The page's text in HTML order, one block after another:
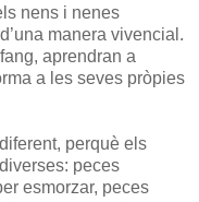
nens i nenes
manera vivencial.
aprendran a
a les seves pròpies
perquè els
peces
esmorzar, peces